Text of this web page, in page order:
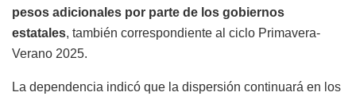
pesos adicionales por parte de los gobiernos
estatales, también correspondiente al ciclo Primavera-
Verano 2025.
La dependencia indicó que la dispersión continuará en los